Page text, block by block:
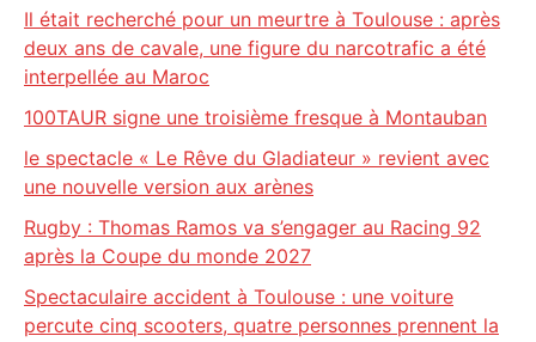
Il était recherché pour un meurtre à Toulouse : après
deux ans de cavale, une figure du narcotrafic a été
interpellée au Maroc
100TAUR signe une troisième fresque à Montauban
le spectacle « Le Rêve du Gladiateur » revient avec
une nouvelle version aux arènes
Rugby : Thomas Ramos va s’engager au Racing 92
après la Coupe du monde 2027
Spectaculaire accident à Toulouse : une voiture
percute cinq scooters, quatre personnes prennent la